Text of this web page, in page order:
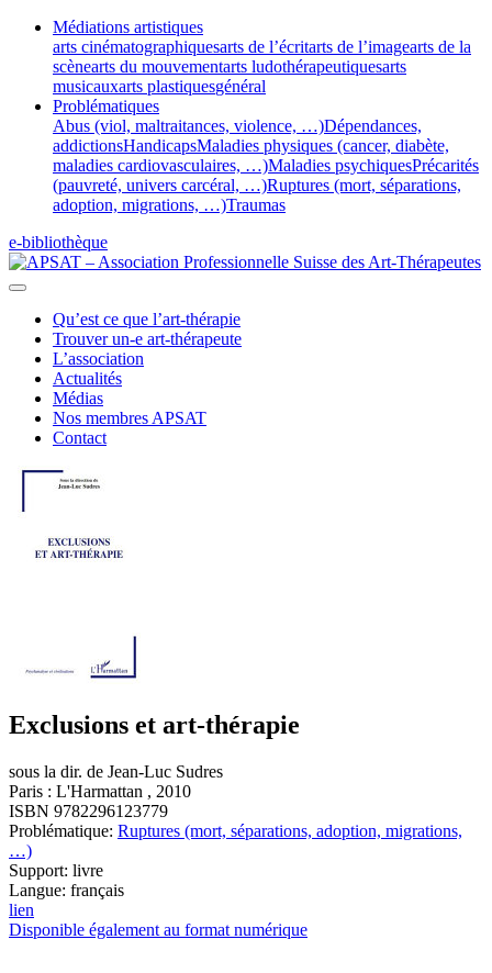
Médiations artistiques
arts cinématographiquesarts de l’écritarts de l’imagearts de la
scènearts du mouvementarts ludothérapeutiquesarts
musicauxarts plastiquesgénéral
Problématiques
Abus (viol, maltraitances, violence, …)Dépendances,
addictionsHandicapsMaladies physiques (cancer, diabète,
maladies cardiovasculaires, …)Maladies psychiquesPrécarités
(pauvreté, univers carcéral, …)Ruptures (mort, séparations,
adoption, migrations, …)Traumas
e-bibliothèque
Qu’est ce que l’art-thérapie
Trouver un-e art-thérapeute
L’association
Actualités
Médias
Nos membres APSAT
Contact
Exclusions et art-thérapie
sous la dir. de Jean-Luc Sudres
Paris : L'Harmattan , 2010
ISBN 9782296123779
Problématique: Ruptures (mort, séparations, adoption, migrations,
…)
Support: livre
Langue: français
lien
Disponible également au format numérique